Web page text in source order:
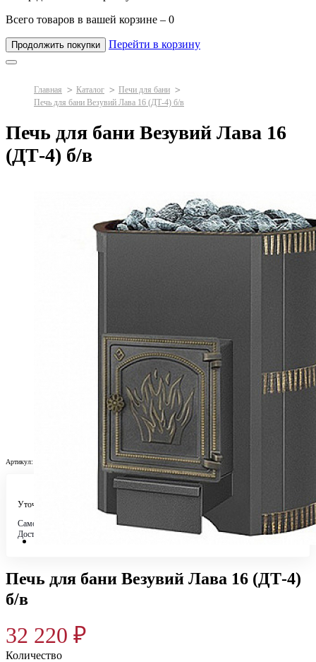
Всего товаров в вашей корзине – 0
Продолжить покупки Перейти в корзину
Главная Каталог
Печи для бани
Печь для бани Везувий Лава 16 (ДТ-4) б/в
Печь для бани Везувий Лава 16
(ДТ-4) б/в
Артикул:
Уточняйте у менеджера
Самовывоз
Бесплатно в 4 магазинах
Доставка по городу
Бесплатно
Печь для бани Везувий Лава 16 (ДТ-4)
б/в
32 220 ₽
Количество